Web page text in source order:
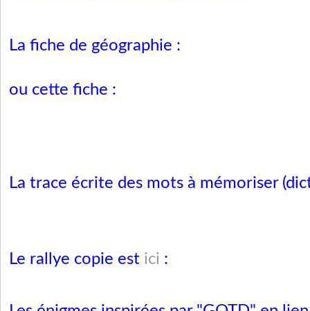
La fiche de géographie :
ou cette fiche :
La trace écrite des mots à mémoriser
Le rallye copie est ici :